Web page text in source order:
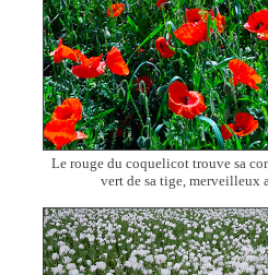
Le rouge du coquelicot trouve sa
vert de sa tige, merveilleux